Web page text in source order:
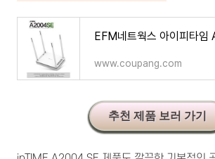
www.coupang.com
추천 제품 보러 가기